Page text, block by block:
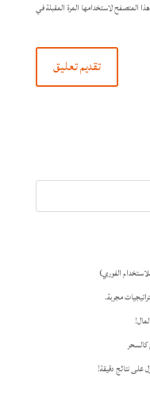
المتصفح لاستخدامها المرة المقبلة في
الفوري)